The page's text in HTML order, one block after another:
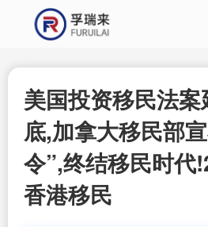
美国投资移民法案
底,加拿大移民部
令”,终结移民时代
香港移民